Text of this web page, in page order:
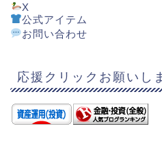
X
公式アイテム
お問い合わせ
応援クリックお願いし